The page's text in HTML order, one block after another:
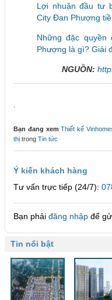
Lợi nhuận đầu tư
City Đan Phượng
Những đặc
Phượng là gì? Giải
NGUỒN:
Bạn đang xem Thiết kế
thị trong Tin tức
Ý kiến khách hàng
Tư vấn trực tiếp (24/7):
Bạn phải đăng nhập để
Tin nổi bật